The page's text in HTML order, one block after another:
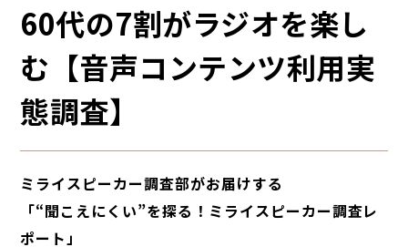
60代の7割がラジオを楽し
む【音声コンテンツ利用実
態調査】
ミライスピーカー調査部がお届けする
「“聞こえにくい”を探る！ミライスピーカー調査レ
ポート」